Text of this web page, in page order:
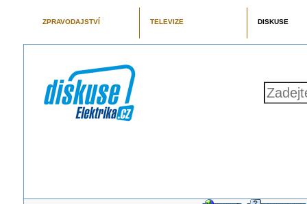
ZPRAVODAJSTVÍ TELEVIZE DISKUSE